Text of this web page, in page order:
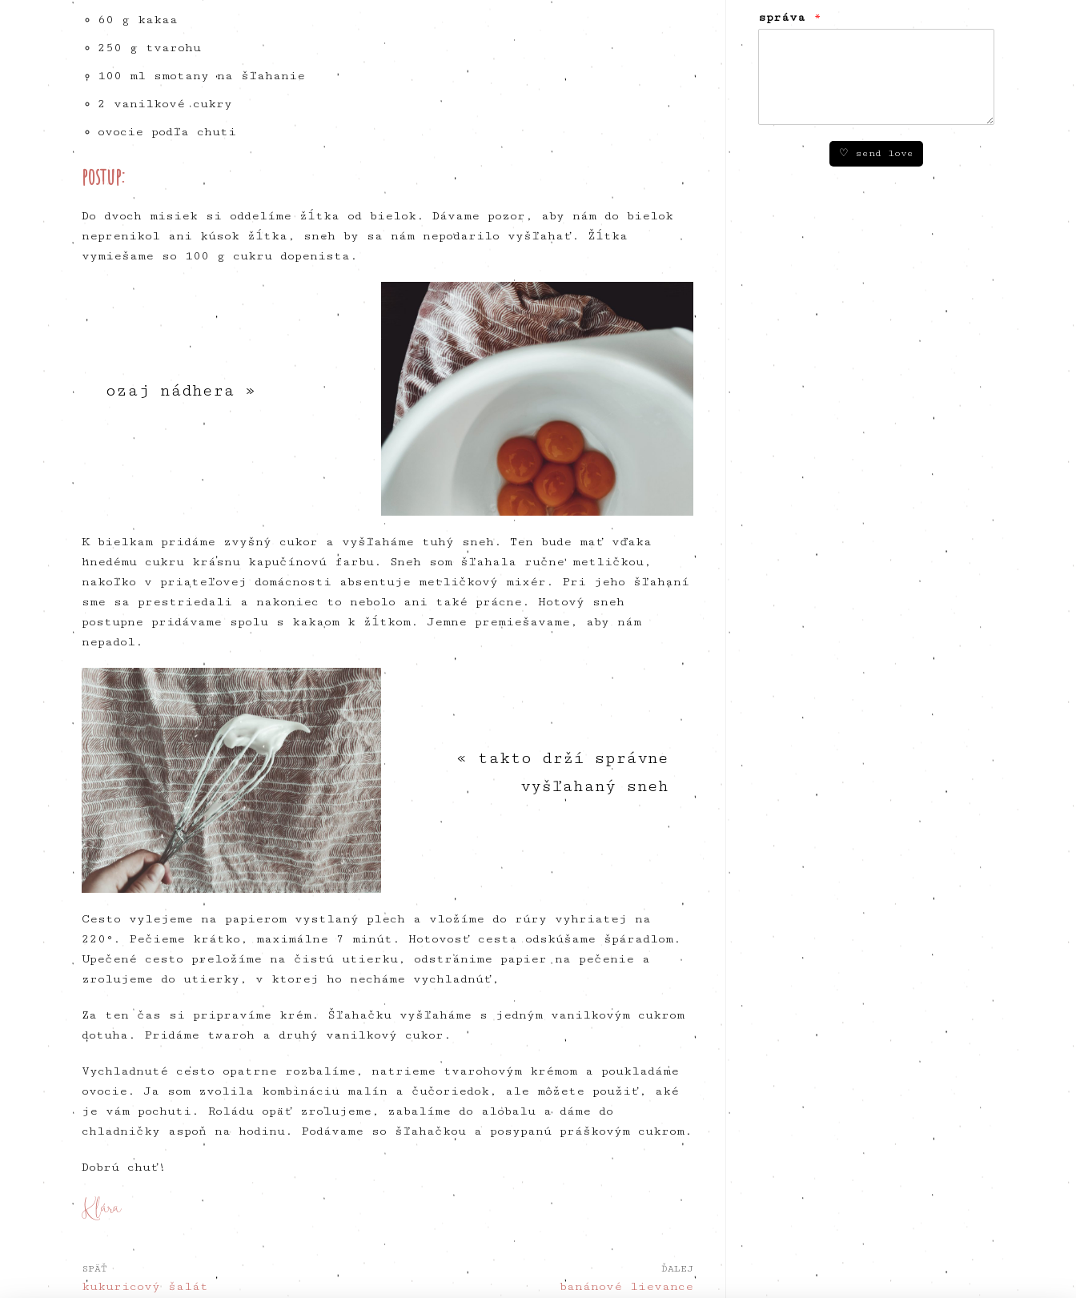
60 g kakaa
250 g tvarohu
100 ml smotany na šľahanie
2 vanilkové cukry
ovocie podľa chuti
postup:
Do dvoch misiek si oddelíme žĺtka od bielok. Dávame pozor, aby nám do bielok
neprenikol ani kúsok žĺtka, sneh by sa nám nepodarilo vyšľahať. Žĺtka
vymiešame so 100 g cukru dopenista.
ozaj nádhera »
K bielkam pridáme zvyšný cukor a vyšľaháme tuhý sneh. Ten bude mať vďaka
hnedému cukru krásnu kapučínovú farbu. Sneh som šľahala ručne metličkou,
nakoľko v priateľovej domácnosti absentuje metličkový mixér. Pri jeho šľahaní
sme sa prestriedali a nakoniec to nebolo ani také prácne. Hotový sneh
postupne pridávame spolu s kakaom k žĺtkom. Jemne premiešavame, aby nám
nepadol.
« takto drží správne
vyšľahaný sneh
Cesto vylejeme na papierom vystlaný plech a vložíme do rúry vyhriatej na
220°. Pečieme krátko, maximálne 7 minút. Hotovosť cesta odskúšame špáradlom.
Upečené cesto preložíme na čistú utierku, odstránime papier na pečenie a
zrolujeme do utierky, v ktorej ho necháme vychladnúť,
Za ten čas si pripravíme krém. Šľahačku vyšľaháme s jedným vanilkovým cukrom
dotuha. Pridáme tvaroh a druhý vanilkový cukor.
Vychladnuté cesto opatrne rozbalíme, natrieme tvarohovým krémom a poukladáme
ovocie. Ja som zvolila kombináciu malín a čučoriedok, ale môžete použiť, aké
je vám pochuti. Roládu opäť zrolujeme, zabalíme do alobalu a dáme do
chladničky aspoň na hodinu. Podávame so šľahačkou a posypanú práškovým cukrom.
Dobrú chuť!
SPÄŤ
kukuricový šalát
ĎALEJ
banánové lievance
správa *
♡ send love